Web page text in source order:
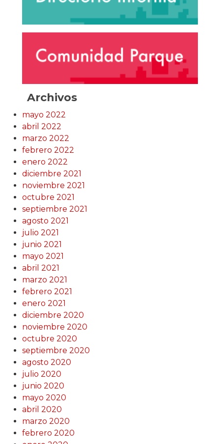
Archivos
mayo 2022
abril 2022
marzo 2022
febrero 2022
enero 2022
diciembre 2021
noviembre 2021
octubre 2021
septiembre 2021
agosto 2021
julio 2021
junio 2021
mayo 2021
abril 2021
marzo 2021
febrero 2021
enero 2021
diciembre 2020
noviembre 2020
octubre 2020
septiembre 2020
agosto 2020
julio 2020
junio 2020
mayo 2020
abril 2020
marzo 2020
febrero 2020